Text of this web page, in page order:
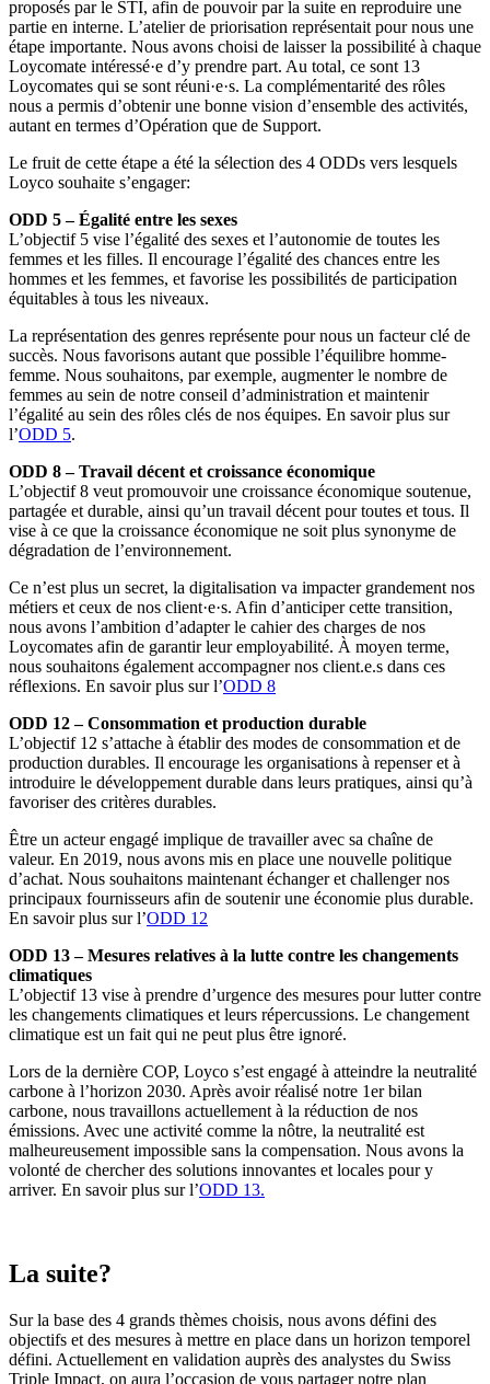
proposés par le STI, afin de pouvoir par la suite en reproduire une
partie en interne. L’atelier de priorisation représentait pour nous une
étape importante. Nous avons choisi de laisser la possibilité à chaque
Loycomate intéressé·e d’y prendre part. Au total, ce sont 13
Loycomates qui se sont réuni·e·s. La complémentarité des rôles
nous a permis d’obtenir une bonne vision d’ensemble des activités,
autant en termes d’Opération que de Support.
Le fruit de cette étape a été la sélection des 4 ODDs vers lesquels
Loyco souhaite s’engager:
ODD 5 – Égalité entre les sexes
L’objectif 5 vise l’égalité des sexes et l’autonomie de toutes les
femmes et les filles. Il encourage l’égalité des chances entre les
hommes et les femmes, et favorise les possibilités de participation
équitables à tous les niveaux.
La représentation des genres représente pour nous un facteur clé de
succès. Nous favorisons autant que possible l’équilibre homme-
femme. Nous souhaitons, par exemple, augmenter le nombre de
femmes au sein de notre conseil d’administration et maintenir
l’égalité au sein des rôles clés de nos équipes. En savoir plus sur
l’ODD 5.
ODD 8 – Travail décent et croissance économique
L’objectif 8 veut promouvoir une croissance économique soutenue,
partagée et durable, ainsi qu’un travail décent pour toutes et tous. Il
vise à ce que la croissance économique ne soit plus synonyme de
dégradation de l’environnement.
Ce n’est plus un secret, la digitalisation va impacter grandement nos
métiers et ceux de nos client·e·s. Afin d’anticiper cette transition,
nous avons l’ambition d’adapter le cahier des charges de nos
Loycomates afin de garantir leur employabilité. À moyen terme,
nous souhaitons également accompagner nos client.e.s dans ces
réflexions. En savoir plus sur l’ODD 8
ODD 12 – Consommation et production durable
L’objectif 12 s’attache à établir des modes de consommation et de
production durables. Il encourage les organisations à repenser et à
introduire le développement durable dans leurs pratiques, ainsi qu’à
favoriser des critères durables.
Être un acteur engagé implique de travailler avec sa chaîne de
valeur. En 2019, nous avons mis en place une nouvelle politique
d’achat. Nous souhaitons maintenant échanger et challenger nos
principaux fournisseurs afin de soutenir une économie plus durable.
En savoir plus sur l’ODD 12
ODD 13 – Mesures relatives à la lutte contre les changements
climatiques
L’objectif 13 vise à prendre d’urgence des mesures pour lutter contre
les changements climatiques et leurs répercussions. Le changement
climatique est un fait qui ne peut plus être ignoré.
Lors de la dernière COP, Loyco s’est engagé à atteindre la neutralité
carbone à l’horizon 2030. Après avoir réalisé notre 1er bilan
carbone, nous travaillons actuellement à la réduction de nos
émissions. Avec une activité comme la nôtre, la neutralité est
malheureusement impossible sans la compensation. Nous avons la
volonté de chercher des solutions innovantes et locales pour y
arriver. En savoir plus sur l’ODD 13.
La suite?
Sur la base des 4 grands thèmes choisis, nous avons défini des
objectifs et des mesures à mettre en place dans un horizon temporel
défini. Actuellement en validation auprès des analystes du Swiss
Triple Impact, on aura l’occasion de vous partager notre plan